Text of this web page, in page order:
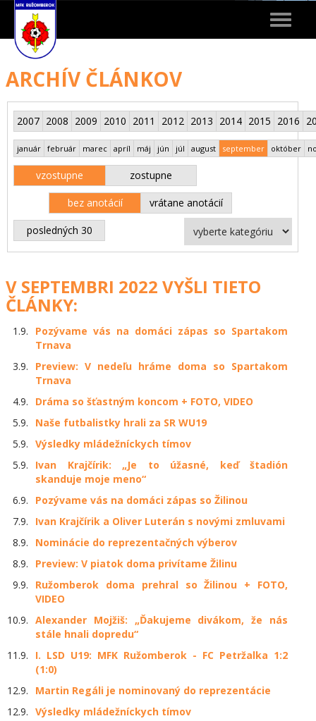
Toggle
ARCHÍV ČLÁNKOV
2007 2008 2009 2010 2011 2012 2013 2014 2015 2016
január február marec apríl máj jún júl august september október
vzostupne zostupne
bez anotácií vrátane anotácií
posledných 30
V SEPTEMBRI 2022 VYŠLI TIETO
ČLÁNKY:
1.9.
Pozývame vás na domáci zápas so Spartakom
Trnava
3.9.
Preview: V nedeľu hráme doma so Spartakom
Trnava
4.9.
Dráma so šťastným koncom + FOTO, VIDEO
5.9.
Naše futbalistky hrali za SR WU19
5.9. Výsledky mládežníckych tímov
5.9.
Ivan Krajčírik: „Je to úžasné, keď štadión
skanduje moje meno“
6.9.
Pozývame vás na domáci zápas so Žilinou
7.9.
Ivan Krajčírik a Oliver Luterán s novými zmluvami
8.9.
Nominácie do reprezentačných výberov
8.9.
Preview: V piatok doma privítame Žilinu
9.9.
Ružomberok doma prehral so Žilinou + FOTO,
VIDEO
10.9. Alexander Mojžiš: „Ďakujeme divákom, že nás
stále hnali dopredu“
11.9.
I. LSD U19: MFK Ružomberok - FC Petržalka 1:2
(1:0)
12.9.
Martin Regáli je nominovaný do reprezentácie
12.9. Výsledky mládežníckych tímov